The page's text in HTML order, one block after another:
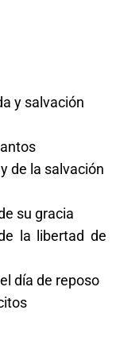
y salvación
de la salvación
su gracia
la libertad de
día de reposo